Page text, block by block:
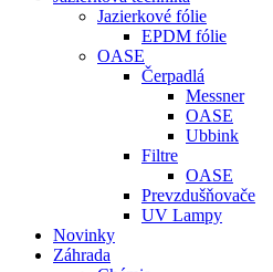
Jazierkové fólie
EPDM fólie
OASE
Čerpadlá
Messner
OASE
Ubbink
Filtre
OASE
Prevzdušňovače
UV Lampy
Novinky
Záhrada